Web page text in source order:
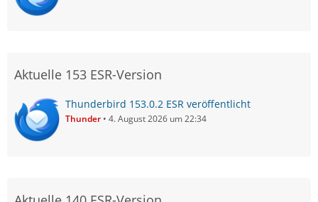
Aktuelle 153 ESR-Version
Thunderbird 153.0.2 ESR veröffentlicht
Thunder 4. August 2026 um 22:34